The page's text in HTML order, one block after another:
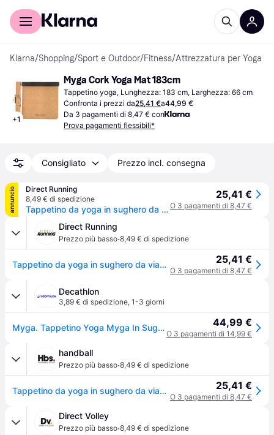
Per il tuo shopping
Klarna/Shopping/Sport e Outdoor/Fitness/Attrezzatura per Yoga
+1
Myga Cork Yoga Mat 183cm
Tappetino yoga, Lunghezza: 183 cm, Larghezza: 66 cm
Confronta i prezzi da25,41 €a44,99 €
Da 3 pagamenti di 8,47 € con
Prova pagamenti flessibili*
Consigliato Prezzo incl. consegna
annuncio
Direct Running
8,49 € di spedizione
Tappetino da yoga in sughero da viaggio su gomma Myga - Beige
25,41 €
O 3 pagamenti di 8,47 €
Direct Running
Prezzo più basso·8,49 € di spedizione
Tappetino da yoga in sughero da viaggio su gomma Myga - Beige 25,41 €
O 3 pagamenti di 8,47 €
Decathlon
3,89 € di spedizione, 1-3 giorni
Myga. Tappetino Yoga Myga In Sughero 2 Mm Tappetini Yoga Ritiro Gratis - neromarrone - 183 44,99 €
O 3 pagamenti di 14,99 €
handball
Prezzo più basso·8,49 € di spedizione
Tappetino da yoga in sughero da viaggio su gomma Myga - Beige 25,41 €
O 3 pagamenti di 8,47 €
Direct Volley
Prezzo più basso·8,49 € di spedizione